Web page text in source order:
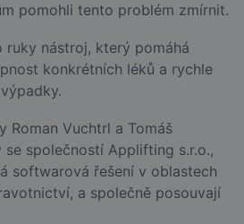
pomohli tento problém zmírnit.
ruky nástroj, který pomáhá
konkrétních léků a rychle
Roman Vuchtrl a Tomáš
společností Applifting s.r.o.,
softwarová řešení v oblastech
a společně posouvají